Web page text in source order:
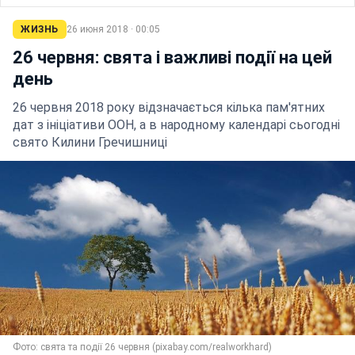
ЖИЗНЬ 26 июня 2018 · 00:05
26 червня: свята і важливі події на цей
день
26 червня 2018 року відзначається кілька пам'ятних
дат з ініціативи ООН, а в народному календарі сьогодні
свято Килини Гречишниці
Фото: свята та події 26 червня (pixabay.com/realworkhard)